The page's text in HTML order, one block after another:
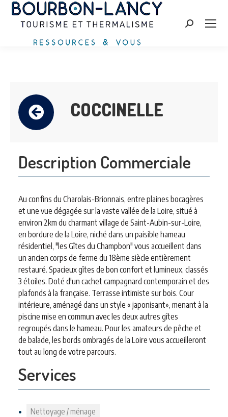
Search:
COCCINELLE
Description Commerciale
Au confins du Charolais-Brionnais, entre plaines bocagères
et une vue dégagée sur la vaste vallée de la Loire, situé à
environ 2km du charmant village de Saint-Aubin-sur-Loire,
en bordure de la Loire, niché dans un paisible hameau
résidentiel, "les Gîtes du Champbon" vous accueillent dans
un ancien corps de ferme du 18ème siècle entièrement
restauré. Spacieux gîtes de bon confort et lumineux, classés
3 étoiles. Doté d'un cachet campagnard contemporain et des
plafonds à la française. Terrasse intimiste sur bois. Cour
intérieure, aménagé dans un style « japonisant», menant à la
piscine mise en commun avec les deux autres gîtes
regroupés dans le hameau. Pour les amateurs de pêche et
de balade, les bords ombragés de la Loire vous accueilleront
tout au long de votre parcours.
Services
Nettoyage / ménage